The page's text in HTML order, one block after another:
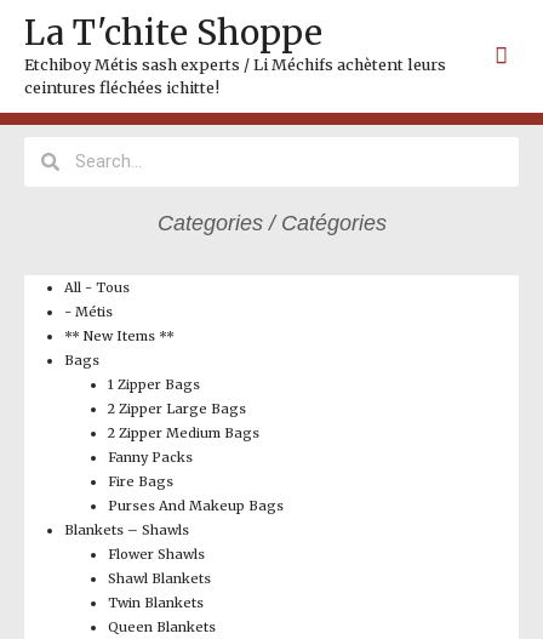
content
La T'chite Shoppe
Etchiboy Métis sash experts / Li Méchifs achètent leurs
ceintures fléchées ichitte!
SearchSearch
Categories / Catégories
All - Tous
- Métis
** New Items **
Bags
1 Zipper Bags
2 Zipper Large Bags
2 Zipper Medium Bags
Fanny Packs
Fire Bags
Purses And Makeup Bags
Blankets – Shawls
Flower Shawls
Shawl Blankets
Twin Blankets
Queen Blankets